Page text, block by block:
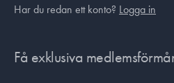
Har du redan ett konto? Logga in
Få exklusiva